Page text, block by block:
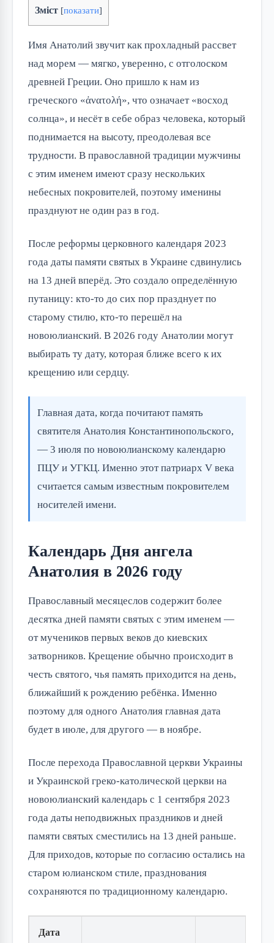
Зміст [показати]
Имя Анатолий звучит как прохладный рассвет
над морем — мягко, уверенно, с отголоском
древней Греции. Оно пришло к нам из
греческого «ἀνατολή», что означает «восход
солнца», и несёт в себе образ человека, который
поднимается на высоту, преодолевая все
трудности. В православной традиции мужчины
с этим именем имеют сразу нескольких
небесных покровителей, поэтому именины
празднуют не один раз в год.
После реформы церковного календаря 2023
года даты памяти святых в Украине сдвинулись
на 13 дней вперёд. Это создало определённую
путаницу: кто-то до сих пор празднует по
старому стилю, кто-то перешёл на
новоюлианский. В 2026 году Анатолии могут
выбирать ту дату, которая ближе всего к их
крещению или сердцу.
Главная дата, когда почитают память
святителя Анатолия Константинопольского,
— 3 июля по новоюлианскому календарю
ПЦУ и УГКЦ. Именно этот патриарх V века
считается самым известным покровителем
носителей имени.
Календарь Дня ангела
Анатолия в 2026 году
Православный месяцеслов содержит более
десятка дней памяти святых с этим именем —
от мучеников первых веков до киевских
затворников. Крещение обычно происходит в
честь святого, чья память приходится на день,
ближайший к рождению ребёнка. Именно
поэтому для одного Анатолия главная дата
будет в июле, для другого — в ноябре.
После перехода Православной церкви Украины
и Украинской греко-католической церкви на
новоюлианский календарь с 1 сентября 2023
года даты неподвижных праздников и дней
памяти святых сместились на 13 дней раньше.
Для приходов, которые по согласию остались на
старом юлианском стиле, празднования
сохраняются по традиционному календарю.
Дата